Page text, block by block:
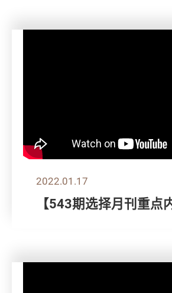
2022.01.17
【543期选择月刊重点